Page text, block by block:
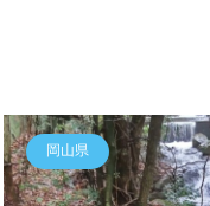
岡山県